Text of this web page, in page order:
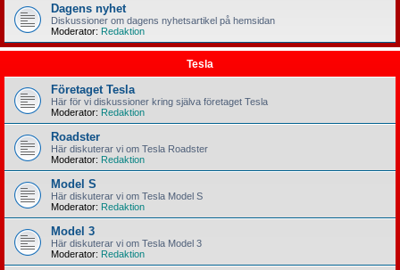
Dagens nyhet
Diskussioner om dagens nyhetsartikel på hemsidan
Moderator: Redaktion
Tesla
Företaget Tesla
Här för vi diskussioner kring själva företaget Tesla
Moderator: Redaktion
Roadster
Här diskuterar vi om Tesla Roadster
Moderator: Redaktion
Model S
Här diskuterar vi om Tesla Model S
Moderator: Redaktion
Model 3
Här diskuterar vi om Tesla Model 3
Moderator: Redaktion